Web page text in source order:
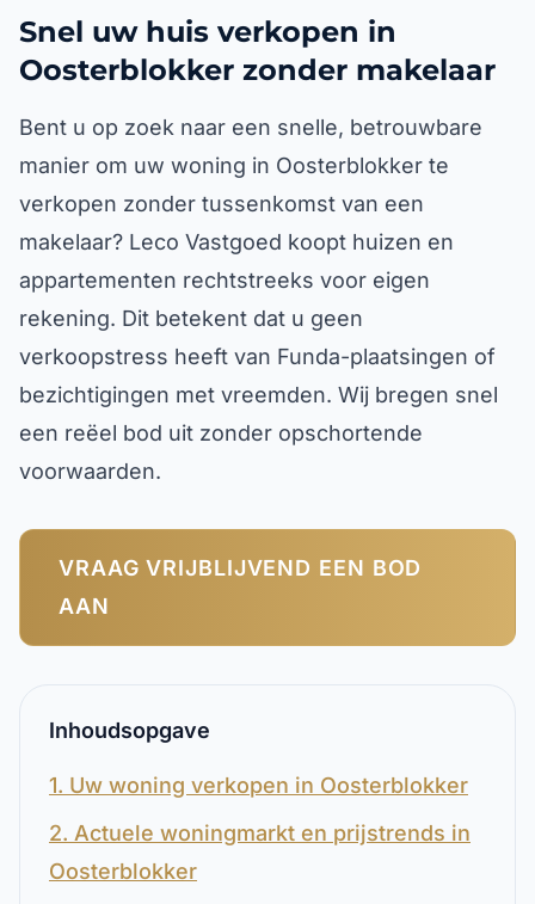
Snel uw huis verkopen in
Oosterblokker zonder makelaar
Bent u op zoek naar een snelle, betrouwbare
manier om uw woning in Oosterblokker te
verkopen zonder tussenkomst van een
makelaar? Leco Vastgoed koopt huizen en
appartementen rechtstreeks voor eigen
rekening. Dit betekent dat u geen
verkoopstress heeft van Funda-plaatsingen of
bezichtigingen met vreemden. Wij bregen snel
een reëel bod uit zonder opschortende
voorwaarden.
VRAAG VRIJBLIJVEND EEN BOD
AAN
Inhoudsopgave
1. Uw woning verkopen in Oosterblokker
2. Actuele woningmarkt en prijstrends in
Oosterblokker